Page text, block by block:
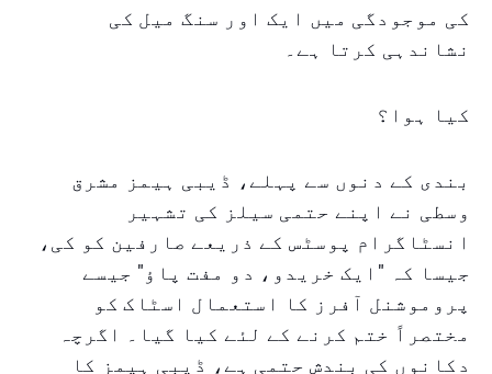
کی موجودگی میں ایک اور سنگ میل کی
نشاندہی کرتا ہے۔
کیا ہوا؟
بندی کے دنوں سے پہلے، ڈیبی ہیمز مشرق
وسطی نے اپنے حتمی سیلز کی تشہیر
انسٹاگرام پوسٹس کے ذریعے صارفین کو کی،
جیسا کہ "ایک خریدو، دو مفت پاؤ" جیسے
پروموشنل آفرز کا استعمال اسٹاک کو
مختصراً ختم کرنے کے لئے کیا گیا۔ اگرچہ
دکانوں کی بندش حتمی ہے، ڈیبی ہیمز کا